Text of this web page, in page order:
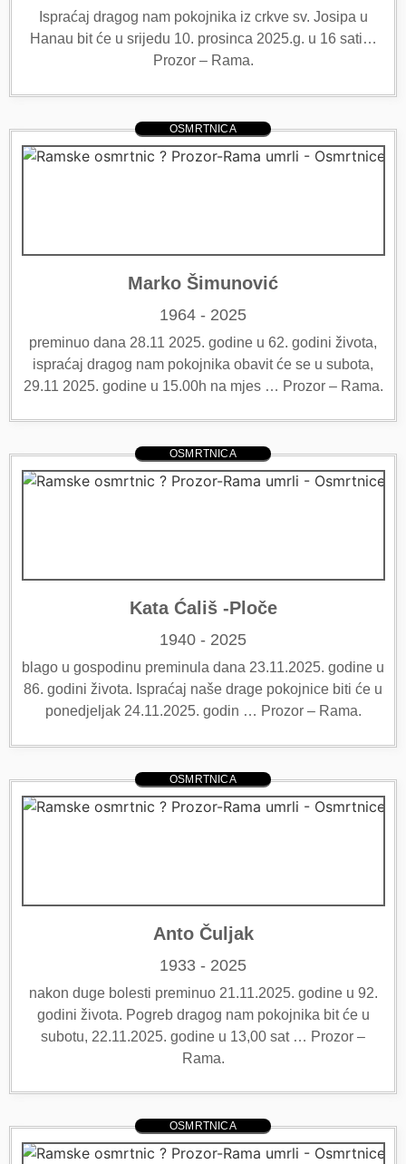
Ispraćaj dragog nam pokojnika iz crkve sv. Josipa u
Hanau bit će u srijedu 10. prosinca 2025.g. u 16 sati…
Prozor – Rama.
OSMRTNICA
Marko Šimunović
1964 - 2025
preminuo dana 28.11 2025. godine u 62. godini života,
ispraćaj dragog nam pokojnika obavit će se u subota,
29.11 2025. godine u 15.00h na mjes … Prozor – Rama.
OSMRTNICA
Kata Ćališ -Ploče
1940 - 2025
blago u gospodinu preminula dana 23.11.2025. godine u
86. godini života. Ispraćaj naše drage pokojnice biti će u
ponedjeljak 24.11.2025. godin … Prozor – Rama.
OSMRTNICA
Anto Čuljak
1933 - 2025
nakon duge bolesti preminuo 21.11.2025. godine u 92.
godini života. Pogreb dragog nam pokojnika bit će u
subotu, 22.11.2025. godine u 13,00 sat … Prozor –
Rama.
OSMRTNICA